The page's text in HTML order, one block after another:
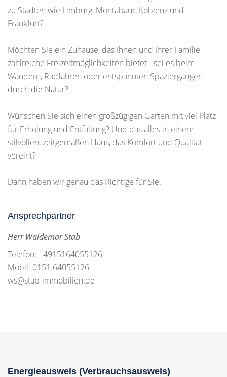
zu Städten wie Limburg, Montabaur, Koblenz und
Frankfurt?
Möchten Sie ein Zuhause, das Ihnen und Ihrer Familie
zahlreiche Freizeitmöglichkeiten bietet - sei es beim
Wandern, Radfahren oder entspannten Spaziergängen
durch die Natur?
Wünschen Sie sich einen großzügigen Garten mit viel Platz
für Erholung und Entfaltung? Und das alles in einem
stilvollen, zeitgemäßen Haus, das Komfort und Qualität
vereint?
Dann haben wir genau das Richtige für Sie.
Ansprechpartner
Herr Waldemar Stab
Telefon: +4915164055126
Mobil: 0151 64055126
ws@stab-immobilien.de
Energieausweis (Verbrauchsausweis)